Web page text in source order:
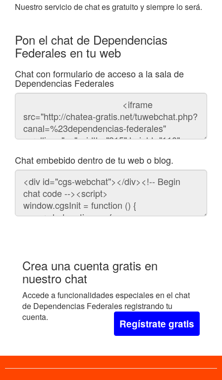
Nuestro servicio de chat es gratuito y siempre lo será.
Pon el chat de Dependencias
Federales en tu web
Chat con formulario de acceso a la sala de
Dependencias Federales
Código
chat
Chat embebido dentro de tu web o blog.
Código
para
embeber
chat
Crea una cuenta gratis en
nuestro chat
Accede a funcionalidades especiales en el chat
de Dependencias Federales registrando tu
cuenta.
Regístrate gratis